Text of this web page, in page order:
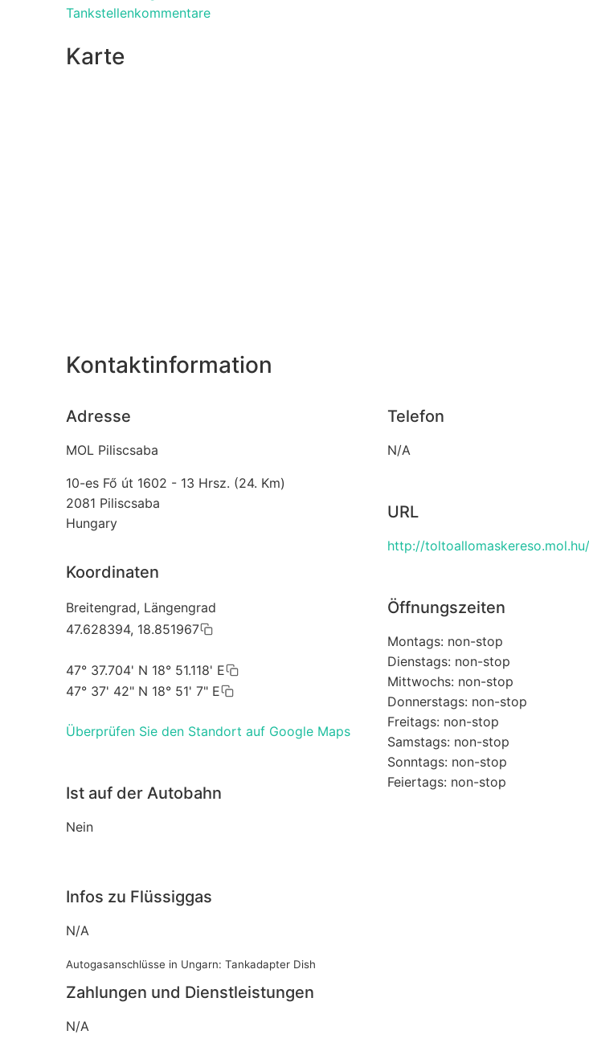
Tankstellenkommentare
Karte
Kontaktinformation
Adresse
MOL Piliscsaba
10-es Fő út 1602 - 13 Hrsz. (24. Km)
2081 Piliscsaba
Hungary
Koordinaten
Breitengrad, Längengrad
47.628394, 18.851967
47° 37.704' N 18° 51.118' E
47° 37' 42" N 18° 51' 7" E
Überprüfen Sie den Standort auf Google Maps
Ist auf der Autobahn
Nein
Telefon
N/A
URL
http://
Öffnungszeiten
Montags: non-stop
Dienstags: non-stop
Mittwochs: non-stop
Donnerstags: non-stop
Freitags: non-stop
Samstags: non-stop
Sonntags: non-stop
Feiertags: non-stop
Infos zu Flüssiggas
N/A
Autogasanschlüsse in Ungarn: Tankadapter Dish
Zahlungen und Dienstleistungen
N/A